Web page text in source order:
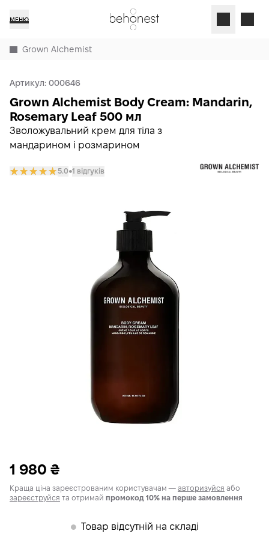
МЕНЮ
Grown Alchemist
Артикул: 000646
Зволожувальний крем для тіла з
мандарином і розмарином
Grown Alchemist Body Cream: Mandarin,
Rosemary Leaf 500 мл
5.0𒊹1 відгуків
1 980 ₴
Краща ціна зареєстрованим користувачам — авторизуйся або
зареєструйся та отримай промокод 10% на перше замовлення
𒊹 Товар відсутній на складі